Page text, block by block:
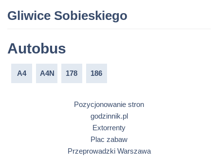
Gliwice Sobieskiego
Autobus
A4 A4N 178 186
Pozycjonowanie stron
godzinnik.pl
Extorrenty
Plac zabaw
Przeprowadzki Warszawa